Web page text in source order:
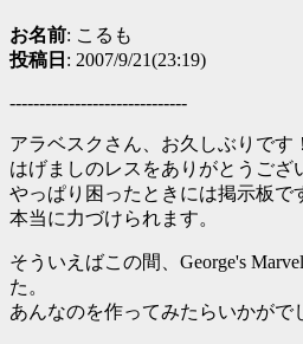
お名前: こるも
投稿日 : 2007/9/21(23:19)
------------------------------
アラベスクさん、お久しぶりです！
はげましのレスをありがとうござ
やっぱり困ったときには掲示板で
本当に力づけられます。
そういえばこの間、George's
た。
あんなのを作ってみたらいかがで